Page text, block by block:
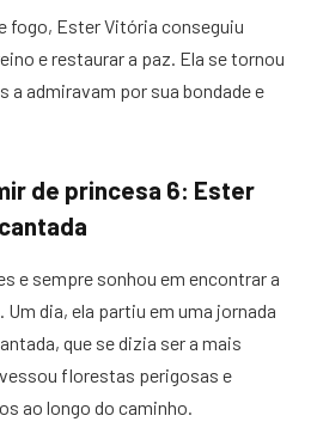
fogo, Ester Vitória conseguiu
e restaurar a paz. Ela se tornou
a admiravam por sua bondade e
de princesa 6: Ester
e sempre sonhou em encontrar a
dia, ela partiu em uma jornada
que se dizia ser a mais
florestas perigosas e
ao longo do caminho.